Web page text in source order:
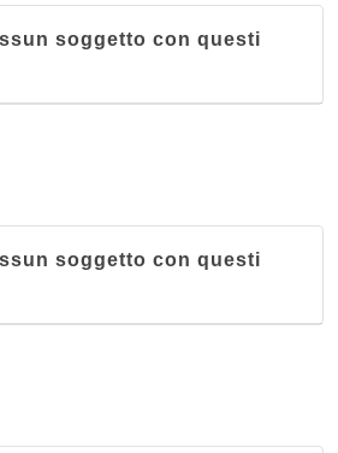
soggetto con questi
soggetto con questi